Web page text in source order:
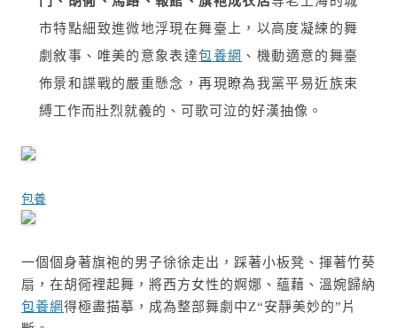
市特點細致進微地浮現在舞臺上，以高度凝練的舞
劇敘事、唯美的意象表達包養網 、機動適意的舞臺
佈景和諜戰的嚴重懸念，再現瞭為我黨平易近族束
縛工作而壯烈就義的、可歌可泣的好漢抽像。
包養
一個個身著旗袍的男子徐徐走出，踩著小板凳、揮著竹葵
扇，在胡衕裡起舞，將西方女性的婀娜、蘊藉、溫婉歸納
包養網得極盡描摹，成為整部舞劇中Z“安靜美妙的”片